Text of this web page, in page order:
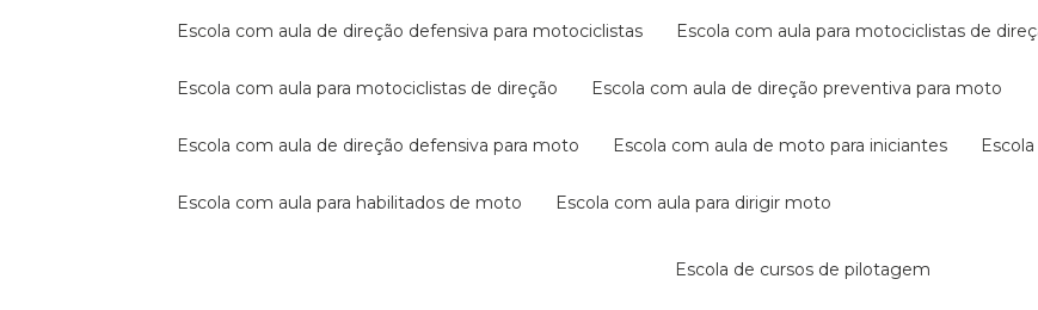
escola com aula de direção defensiva para motociclistas escola com aula para motociclistas de
escola com aula para motociclistas de direção escola com aula de direção preventiva para moto
escola com aula de direção defensiva para moto escola com aula de moto para iniciantes
escola com aula para habilitados de moto escola com aula para dirigir moto
escola de cursos de pilotagem